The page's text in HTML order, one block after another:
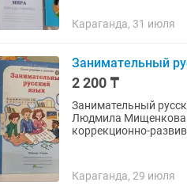
Караганда, 31 июля
Занимательный
2 200 ₸
Занимательный
Людмила Мищенкова
коррекционно-
Караганда, 29 июля